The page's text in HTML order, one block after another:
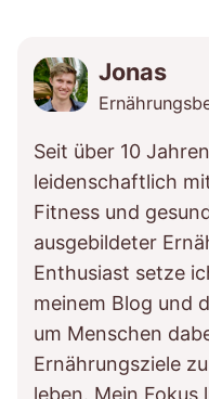
Jonas
Seit über 10
leidenschaftlich
Fitness und
ausgebildeter
Enthusiast setze
meinem Blog und
um Menschen
Ernährungsziele
leben. Mein